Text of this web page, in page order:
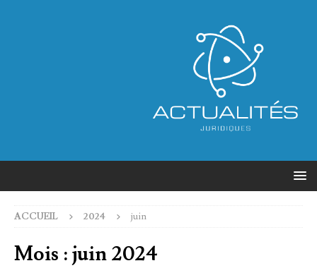
ACCUEIL 2024 juin
Mois :juin 2024